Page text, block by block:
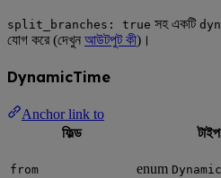
split_branches: true সহ একটি
যোগ করে (দেখুন আউটপুট কী)।
DynamicTime
Anchor link to
ফিল্ড
টাইপ
from enum